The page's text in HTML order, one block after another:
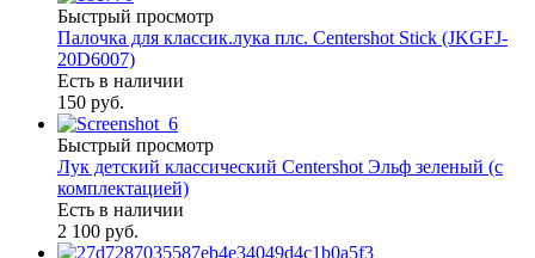
Быстрый просмотр
Палочка для классик.лука плс. Centershot Stick (JKGFJ-
20D6007)
Есть в наличии
150 руб.
Быстрый просмотр
Лук детский классический Centershot Эльф зеленый (с
комплектацией)
Есть в наличии
2 100 руб.